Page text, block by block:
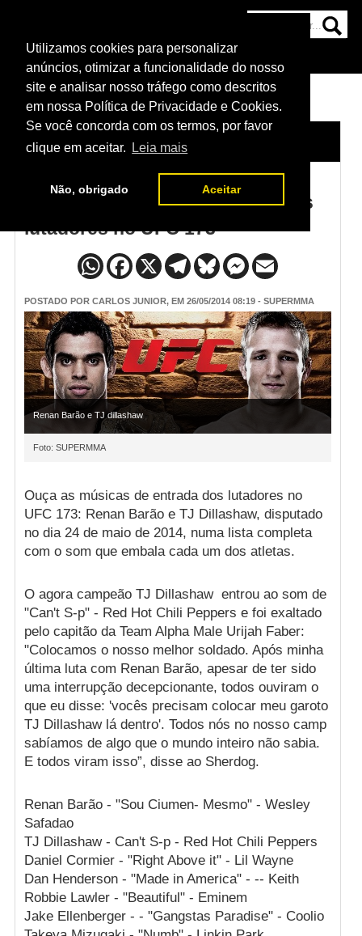
Utilizamos cookies para personalizar
anúncios, otimizar a funcionalidade do nosso
site e analisar nosso tráfego como descritos
em nossa Política de Privacidade e Cookies.
Se você concorda com os termos, por favor
clique em aceitar.
Leia mais
Não, obrigado Aceitar
NOTÍCIAS
HOME NOTÍCIAS
Ouça as músicas de entrada dos
lutadores no UFC 173
POSTADO POR CARLOS JUNIOR, EM 26/05/2014 08:19 - SUPERMMA
Renan Barão e TJ dillashaw
Foto: SUPERMMA
Ouça as músicas de entrada dos lutadores no
UFC 173: Renan Barão e TJ Dillashaw, disputado
no dia 24 de maio de 2014, numa lista completa
com o som que embala cada um dos atletas.
O agora campeão TJ Dillashaw entrou ao som de
"Can't S-p" - Red Hot Chili Peppers e foi exaltado
pelo capitão da Team Alpha Male Urijah Faber:
"Colocamos o nosso melhor soldado. Após minha
última luta com Renan Barão, apesar de ter sido
uma interrupção decepcionante, todos ouviram o
que eu disse: 'vocês precisam colocar meu garoto
TJ Dillashaw lá dentro'. Todos nós no nosso camp
sabíamos de algo que o mundo inteiro não sabia.
E todos viram isso”, disse ao Sherdog.
Renan Barão - "Sou Ciumen- Mesmo" - Wesley
Safadao
TJ Dillashaw - Can't S-p - Red Hot Chili Peppers
Daniel Cormier - "Right Above it" - Lil Wayne
Dan Henderson - "Made in America" - -- Keith
Robbie Lawler - "Beautiful" - Eminem
Jake Ellenberger - - "Gangstas Paradise" - Coolio